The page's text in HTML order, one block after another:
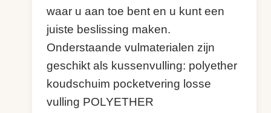
waar u aan toe bent en u kunt een
juiste beslissing maken.
Onderstaande vulmaterialen zijn
geschikt als kussenvulling: polyether
koudschuim pocketvering losse
vulling POLYETHER